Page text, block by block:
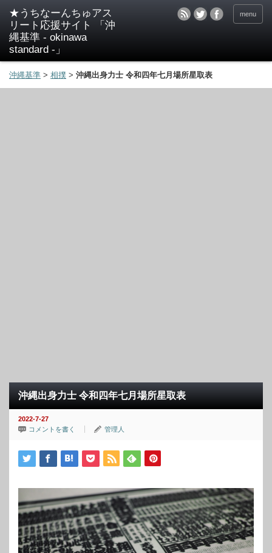
★うちなーんちゅアス
リート応援サイト 「沖
縄基準 - okinawa
standard -」
menu
沖縄基準 > 相撲 > 沖縄出身力士 令和四年七月場所星取表
沖縄出身力士 令和四年七月場所星取表
2022-7-27
コメントを書く
管理人